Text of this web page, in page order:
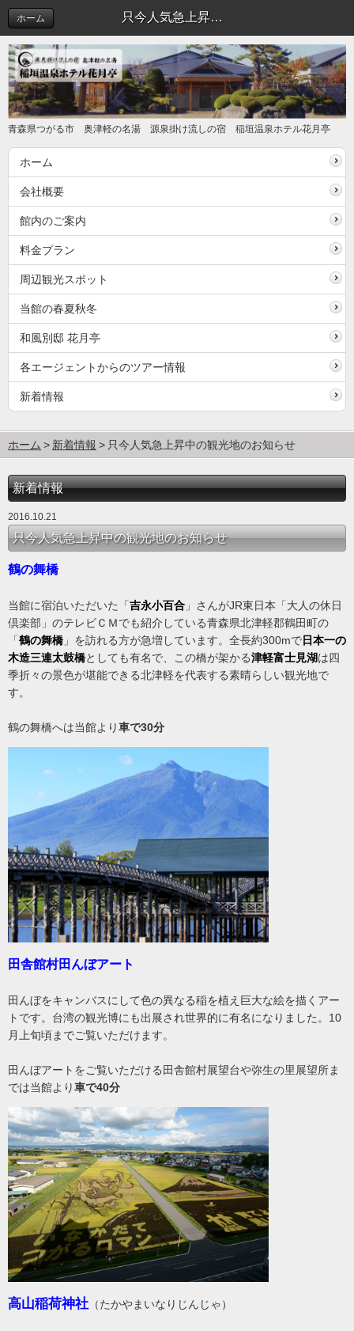
只今人気急上昇中の観光地のお知らせ | 新着情報
ホーム
青森県つがる市 奥津軽の名湯 源泉掛け流しの宿 稲垣温泉ホテル花月亭
ホーム
会社概要
館内のご案内
料金プラン
周辺観光スポット
当館の春夏秋冬
和風別邸 花月亭
各エージェントからのツアー情報
新着情報
ホーム 新着情報 只今人気急上昇中の観光地のお知らせ
新着情報
2016.10.21
只今人気急上昇中の観光地のお知らせ
鶴の舞橋
当館に宿泊いただいた「吉永小百合 」さんがJR東日本「大人の休日
倶楽部」のテレビＣＭでも紹介している青森県北津軽郡鶴田町の
「鶴の舞橋 」を訪れる方が急増しています。全長約300mで日本一の
木造三連太鼓橋としても有名で、この橋が架かる津軽富士見湖は四
季折々の景色が堪能できる北津軽を代表する素晴らしい観光地で
す。
鶴の舞橋へは当館より車で30分
田舎館村田んぼアート
田んぼをキャンバスにして色の異なる稲を植え巨大な絵を描くアー
トです。台湾の観光博にも出展され世界的に有名になりました。10
月上旬頃までご覧いただけます。
田んぼアートをご覧いただける田舎館村展望台や弥生の里展望所ま
では当館より車で40分
高山稲荷神社 （たかやまいなりじんじゃ）